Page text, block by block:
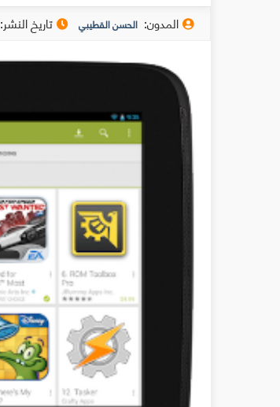
المدون: الحسن القطيبي تاريخ النشر: